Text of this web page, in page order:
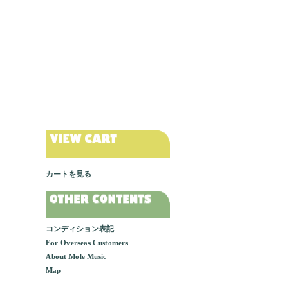
カートを見る
コンディション表記
For Overseas Customers
About Mole Music
Map